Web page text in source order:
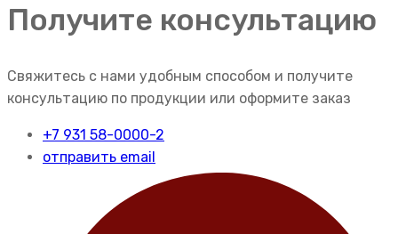
Получите консультацию
Свяжитесь с нами удобным способом и получите
консультацию по продукции или оформите заказ
+7 931 58-0000-2
отправить email